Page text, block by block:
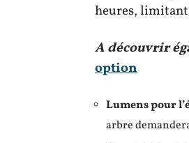
heures,
A découvrir
option
Lumens pour
arbre